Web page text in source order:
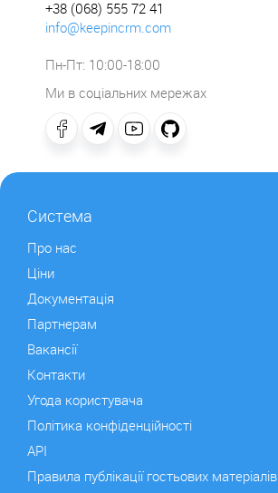
Система
Про нас
Ціни
Документація
Партнерам
Вакансії
Контакти
Угода користувача
Політика конфіденційності
API
Правила публікації гостьових матеріалів
+38 (068) 555 72 41
info@keepincrm.com
Пн-Пт: 10:00-18:00
Ми в соціальних мережах